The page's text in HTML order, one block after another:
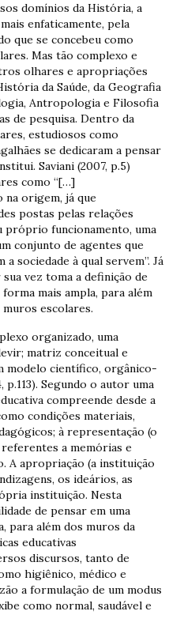
domínios da História, a
enfaticamente, pela
que se concebeu como
Mas tão complexo e
olhares e apropriações
da Saúde, da Geografia
Antropologia e Filosofia
de pesquisa. Dentro da
estudiosos como
se dedicaram a pensar
Saviani (2007, p.5)
como “[…]
na origem, já que
postas pelas relações
próprio funcionamento, uma
conjunto de agentes que
sociedade à qual servem”. Já
vez toma a definição de
mais ampla, para além
escolares.
organizado, uma
matriz conceitual e
modelo científico, orgânico-
p.113). Segundo o autor uma
compreende desde a
condições materiais,
à representação (o
a memórias e
A apropriação (a instituição
os ideários, as
instituição. Nesta
de pensar em uma
para além dos muros da
educativas
discursos, tanto de
higiênico, médico e
a formulação de um modus
como normal, saudável e